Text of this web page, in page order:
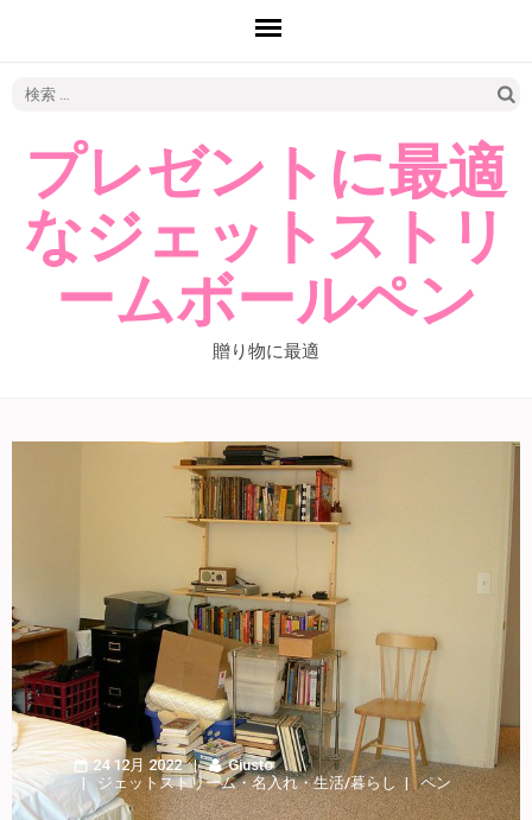
索:
プレゼントに最適
なジェットストリ
ームボールペン
贈り物に最適
24 12月 2022
Giusto
ジェットストリーム・名入れ・生活/暮らし ペン